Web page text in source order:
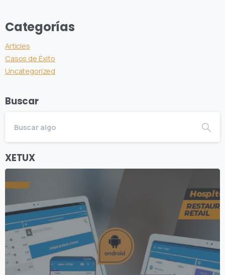
Categorías
Articles
Casos de Éxito
Uncategorized
Buscar
XETUX